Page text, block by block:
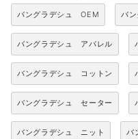
バングラデシュ OEM バ
バングラデシュ アパレル
バングラデシュ コットン
バングラデシュ セーター
バングラデシュ ニット バ